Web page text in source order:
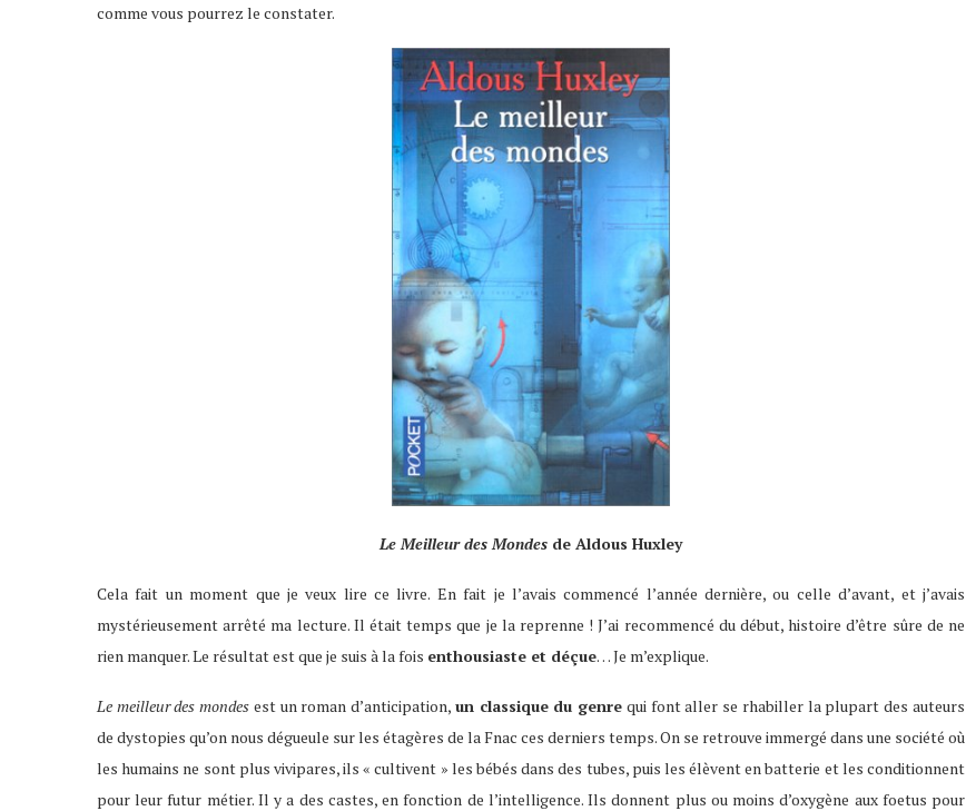
comme vous pourrez le constater.
Le Meilleur des Mondesde Aldous Huxley
Cela fait un moment que je veux lire ce livre. En fait je l’avais commencé l’année dernière, ou celle d’avant, et j’avais
mystérieusement arrêté ma lecture. Il était temps que je la reprenne ! J’ai recommencé du début, histoire d’être sûre de ne
rien manquer. Le résultat est que je suis à la fois enthousiaste et déçue… Je m’explique.
Le meilleur des mondes est un roman d’anticipation, un classique du genre qui font aller se rhabiller la plupart des auteurs
de dystopies qu’on nous dégueule sur les étagères de la Fnac ces derniers temps. On se retrouve immergé dans une société où
les humains ne sont plus vivipares, ils « cultivent » les bébés dans des tubes, puis les élèvent en batterie et les conditionnent
pour leur futur métier. Il y a des castes, en fonction de l’intelligence. Ils donnent plus ou moins d’oxygène aux foetus pour